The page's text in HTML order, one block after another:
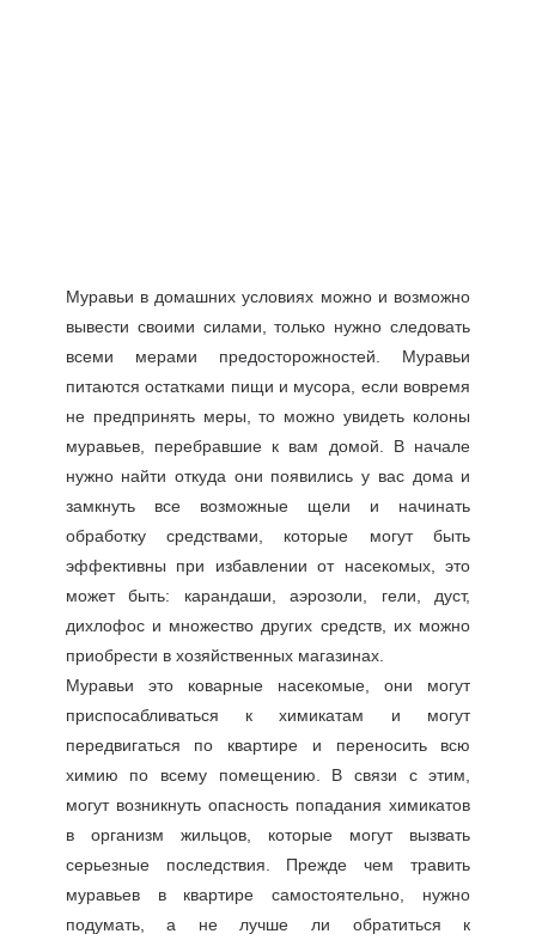
Муравьи в домашних условиях можно и возможно
вывести своими силами, только нужно следовать
всеми мерами предосторожностей. Муравьи
питаются остатками пищи и мусора, если вовремя
не предпринять меры, то можно увидеть колоны
муравьев, перебравшие к вам домой. В начале
нужно найти откуда они появились у вас дома и
замкнуть все возможные щели и начинать
обработку средствами, которые могут быть
эффективны при избавлении от насекомых, это
может быть: карандаши, аэрозоли, гели, дуст,
дихлофос и множество других средств, их можно
приобрести в хозяйственных магазинах.
Муравьи это коварные насекомые, они могут
приспосабливаться к химикатам и могут
передвигаться по квартире и переносить всю
химию по всему помещению. В связи с этим,
могут возникнуть опасность попадания химикатов
в организм жильцов, которые могут вызвать
серьезные последствия. Прежде чем травить
муравьев в квартире самостоятельно, нужно
подумать, а не лучше ли обратиться к